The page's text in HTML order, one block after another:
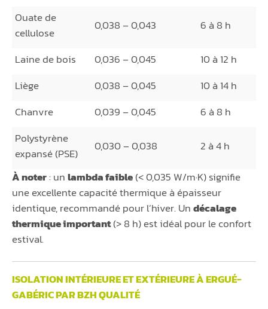
Ouate de
cellulose
0,038 – 0,043 6 à 8 h
Laine de bois 0,036 – 0,045
10 à 12 h
Liège
0,038 – 0,045
10 à 14 h
Chanvre
0,039 – 0,045
6 à 8 h
Polystyrène
expansé (PSE)
0,030 – 0,038
2 à 4 h
À noter: unlambda faible(< 0,035 W/m·K) signifie
une excellente capacité thermique à épaisseur
identique, recommandé pour l’hiver. Undécalage
thermique important(> 8 h) est idéal pour le confort
estival.
ISOLATION INTÉRIEURE ET EXTÉRIEURE À ERGUÉ-
GABÉRIC PAR BZH QUALITÉ